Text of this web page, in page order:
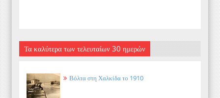
Τα καλύτερα των τελευταίων 30 ημερών
Βόλτα στη Χαλκίδα το 1910